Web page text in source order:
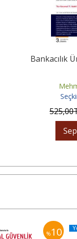
Bankacılık
525,00
%10